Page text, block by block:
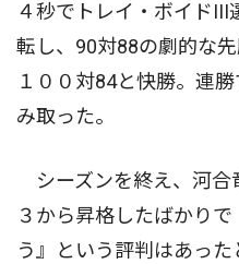
４秒でトレイ・ボイド
転し、90対88の劇的な
１００対84と快勝。連
み取った。
シーズンを終え、河合
３から昇格したばかり
う』という評判はあっ